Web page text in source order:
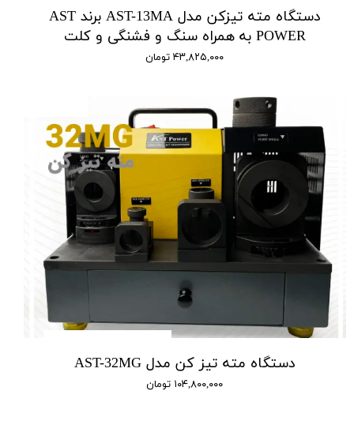
دستگاه مته تیزکن مدل AST-13MA برند AST
POWER به همراه سنگ و فشنگی و کلت
۴۳,۸۲۵,۰۰۰ تومان
دستگاه مته تیز کن مدل AST-32MG
۱۰۴,۸۰۰,۰۰۰ تومان